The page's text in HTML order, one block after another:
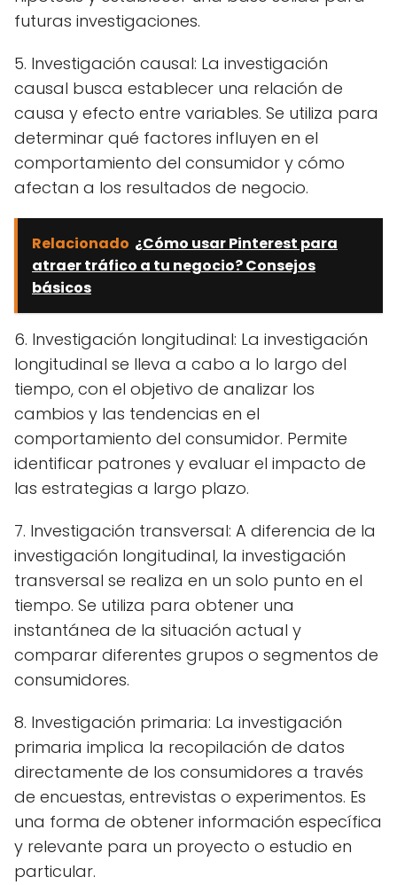
futuras investigaciones.
5. Investigación causal: La investigación
causal busca establecer una relación de
causa y efecto entre variables. Se utiliza para
determinar qué factores influyen en el
comportamiento del consumidor y cómo
afectan a los resultados de negocio.
Relacionado ¿Cómo usar Pinterest para
atraer tráfico a tu negocio? Consejos
básicos
6. Investigación longitudinal: La investigación
longitudinal se lleva a cabo a lo largo del
tiempo, con el objetivo de analizar los
cambios y las tendencias en el
comportamiento del consumidor. Permite
identificar patrones y evaluar el impacto de
las estrategias a largo plazo.
7. Investigación transversal: A diferencia de la
investigación longitudinal, la investigación
transversal se realiza en un solo punto en el
tiempo. Se utiliza para obtener una
instantánea de la situación actual y
comparar diferentes grupos o segmentos de
consumidores.
8. Investigación primaria: La investigación
primaria implica la recopilación de datos
directamente de los consumidores a través
de encuestas, entrevistas o experimentos. Es
una forma de obtener información específica
y relevante para un proyecto o estudio en
particular.